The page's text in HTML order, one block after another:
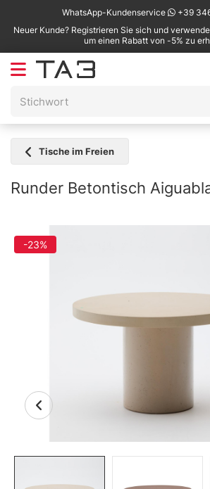
WhatsApp-Kundenservice
+39
Neuer Kunde? Registrieren Sie sich und
um einen Rabatt von -5% zu
Tische im Freien
Runder Betontisch
-23%